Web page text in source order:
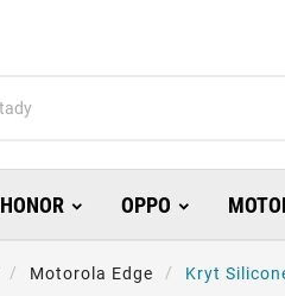
HONOR OPPO
Motorola Edge Kryt